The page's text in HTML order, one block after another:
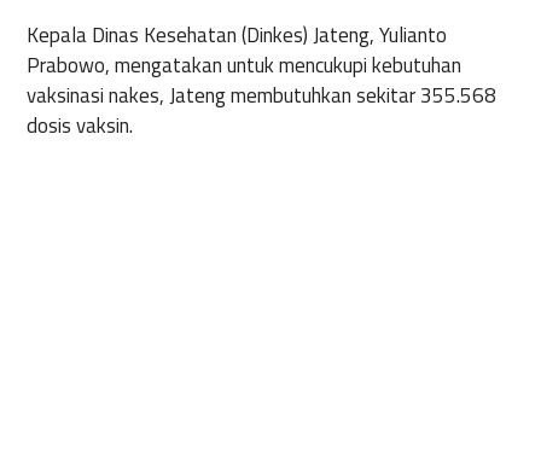
Kepala Dinas Kesehatan (Dinkes) Jateng, Yulianto
Prabowo, mengatakan untuk mencukupi kebutuhan
vaksinasi nakes, Jateng membutuhkan sekitar 355.568
dosis vaksin.